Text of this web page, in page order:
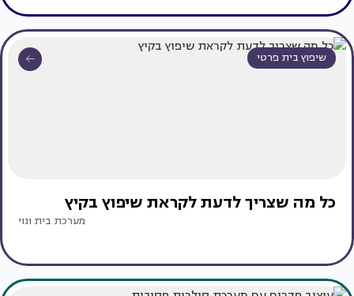
שיפוץ בית פרטי
כל מה שצריך לדעת לקראת שיפוץ בקיץ
מערכת בית ונוי